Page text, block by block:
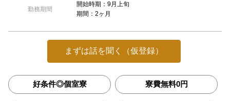
勤務期間
開始時期：9月上旬
期間：2ヶ月
まずは話を聞く（仮登録）
好条件◎個室寮 寮費無料0円